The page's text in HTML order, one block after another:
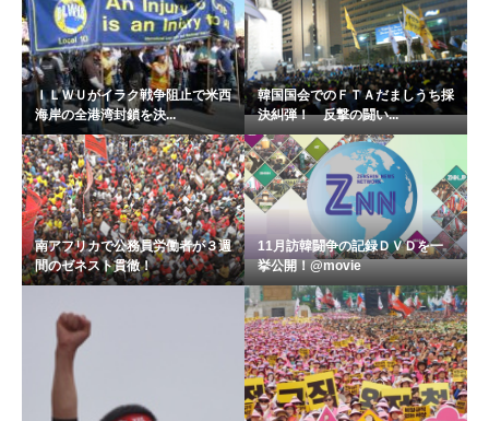
ＩＬＷＵがイラク戦争阻止で米西
海岸の全港湾封鎖を決...
韓国国会でのＦＴＡだましうち採
決糾弾！ 反撃の闘い...
南アフリカで公務員労働者が３週
間のゼネスト貫徹！
11月訪韓闘争の記録ＤＶＤを一
挙公開！@movie